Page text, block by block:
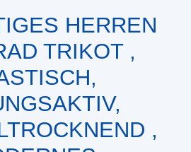
HERREN
TRIKOT ,
,